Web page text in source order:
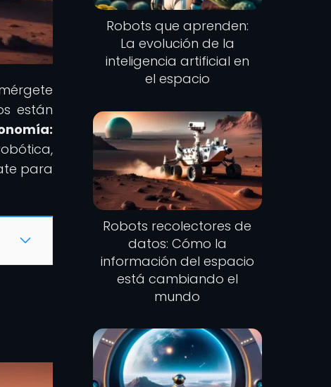
están
para
Robots que aprenden:
La evolución de la
inteligencia artificial en
el espacio
Robots recolectores de
datos: Cómo la
información del espacio
está cambiando el
mundo